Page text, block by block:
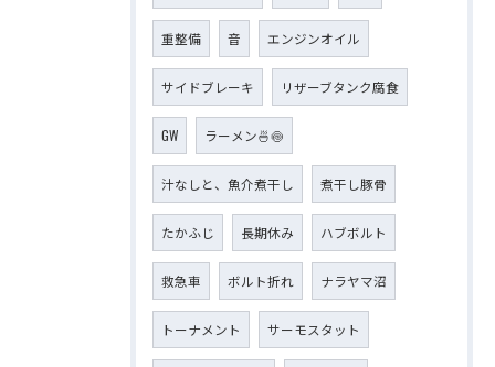
重整備 音 エンジンオイル
サイドブレーキ リザーブタンク腐食
GW ラーメン🍜🍥
汁なしと、魚介煮干し 煮干し豚骨
たかふじ 長期休み ハブボルト
救急車 ボルト折れ ナラヤマ沼
トーナメント サーモスタット